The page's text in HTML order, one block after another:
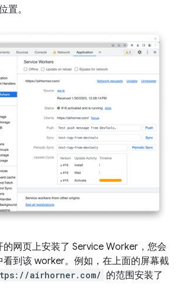
置。
的网页上安装了 Service Worker，您会
看到该 worker。例如，在上面的屏幕截
airhorner.com/ 的范围安装了